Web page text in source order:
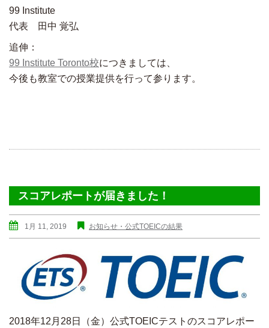
99 Institute
代表 田中 覚弘
追伸：
99 Institute Toronto校につきましては、
今後も教室での授業提供を行って参ります。
スコアレポートが届きました！
1月 11, 2019 お知らせ・公式TOEICの結果
2018年12月28日（金）公式TOEICテストのスコアレポー